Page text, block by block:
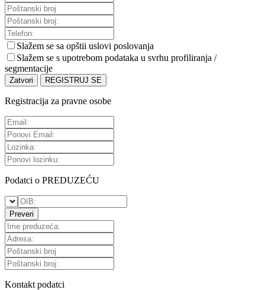
Slažem se sa opštii uslovi poslovanja
Slažem se s upotrebom podataka u svrhu profiliranja /
segmentacije
Zatvori REGISTRUJ SE
Registracija za pravne osobe
Podatci o PREDUZEĆU
Preveri
Kontakt podatci